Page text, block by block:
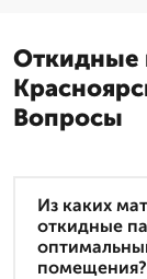
Откидные
Вопросы
Из каких
откидные
помещения?